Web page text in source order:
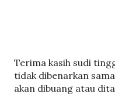
C
a
t
Terima kasih sudi
tidak dibenarkan
akan dibuang atau